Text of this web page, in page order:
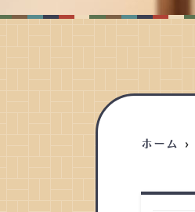
ホーム